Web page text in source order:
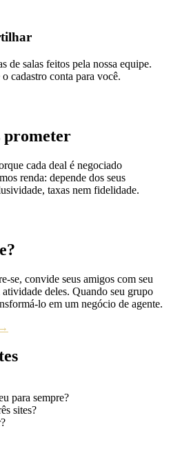
de salas feitos pela nossa equipe.
cadastro conta para você.
prometer
cada deal é negociado
renda: depende dos seus
taxas nem fidelidade.
se, convide seus amigos com seu
deles. Quando seu grupo
lo em um negócio de agente.
→
para sempre?
sites?